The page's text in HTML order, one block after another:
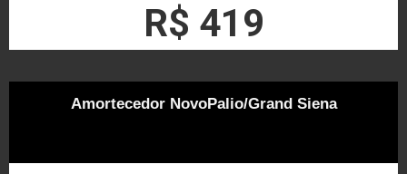
R$ 419
Amortecedor NovoPalio/Grand Siena